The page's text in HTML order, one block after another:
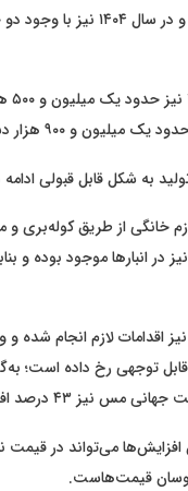
دستگاه تولید شده بود.
به شکل قابل قبولی
۸۰۰ هزار دستگاه لوازم خانگی از
۶ میلیون دستگاه نیز در انبار‌ها
نیز اقدامات لازم انجام
می‌تواند در قیمت
نوسان قیمت‌هاست.